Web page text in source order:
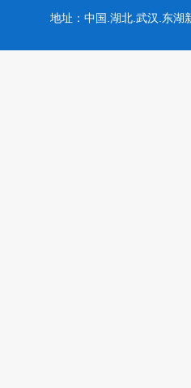
地址：中国.湖北.武汉.东